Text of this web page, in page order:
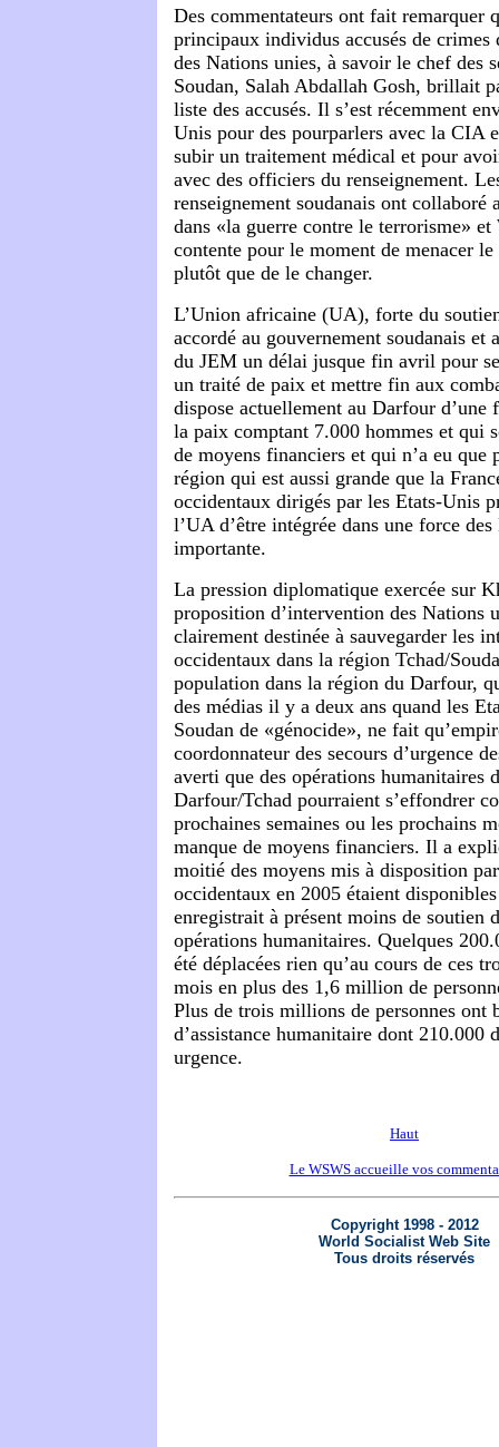
Des commentateurs ont fait remarquer
principaux individus accusés de crimes
des Nations unies, à savoir le chef des
Soudan, Salah Abdallah Gosh, brillait
liste des accusés. Il s’est récemment
Unis pour des pourparlers avec la CIA
subir un traitement médical et pour
avec des officiers du renseignement.
renseignement soudanais ont collaboré
dans «la guerre contre le terrorisme» et
contente pour le moment de menacer
plutôt que de le changer.
L’Union africaine (UA), forte du
accordé au gouvernement soudanais et
du JEM un délai jusque fin avril pour
un traité de paix et mettre fin aux
dispose actuellement au Darfour d’une
la paix comptant 7.000 hommes et qui
de moyens financiers et qui n’a eu que
région qui est aussi grande que la
occidentaux dirigés par les Etats-Unis
l’UA d’être intégrée dans une force
importante.
La pression diplomatique exercée sur
proposition d’intervention des Nations
clairement destinée à sauvegarder les
occidentaux dans la région Tchad/
population dans la région du Darfour,
des médias il y a deux ans quand les
Soudan de «génocide», ne fait
coordonnateur des secours d’urgence
averti que des opérations humanitaires
Darfour/Tchad pourraient s’effondrer
prochaines semaines ou les prochains
manque de moyens financiers. Il a
moitié des moyens mis à disposition
occidentaux en 2005 étaient
enregistrait à présent moins de soutien
opérations humanitaires. Quelques
été déplacées rien qu’au cours de ces
mois en plus des 1,6 million de
Plus de trois millions de personnes ont
d’assistance humanitaire dont 210.000
urgence.
Haut
Le WSWS accueille vos
Copyright 1998 - 2012
World Socialist Web Site
Tous droits réservés